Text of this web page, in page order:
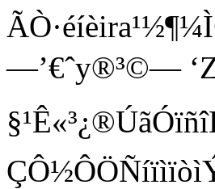
—’€ˆy®³©—